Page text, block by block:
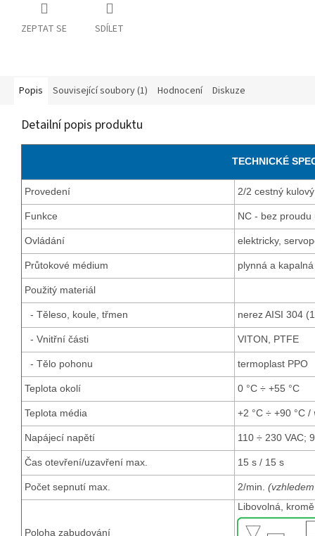
ZEPTAT SE SDÍLET
Popis Související soubory (1) Hodnocení Diskuze
Detailní popis produktu
TECHNICKÉ
Provedení 2/2 cestný
Funkce NC - bez proudu
Ovládání elektricky,
Průtokové médium plynná a
Použitý materiál
- Těleso, koule, třmen nerez AISI 304
- Vnitřní části VITON, PTFE
- Tělo pohonu termoplast PPO
Teplota okolí 0 °C ÷ +55 °C
Teplota média +2 °C ÷ +90 °C /
Napájecí napětí 110 ÷ 230 VAC;
Čas otevření/uzavření max. 15 s / 15 s
Počet sepnutí max. 2/min.
Poloha zabudování
Libovolná,